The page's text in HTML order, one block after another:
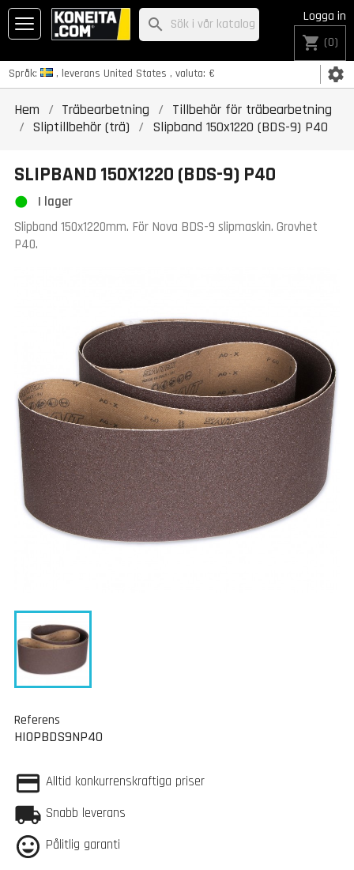
Språk: , leverans United States , valuta: € settings
Logga in
shopping_cart (0)
search
Hem Träbearbetning
Tillbehör för träbearbetning
Sliptillbehör (trä)
Slipband 150x1220 (BDS-9) P40
SLIPBAND 150X1220 (BDS-9) P40
I lager
Slipband 150x1220mm. För Nova BDS-9 slipmaskin. Grovhet
P40.
Referens
HIOPBDS9NP40
Alltid konkurrenskraftiga priser
Snabb leverans
Pålitlig garanti